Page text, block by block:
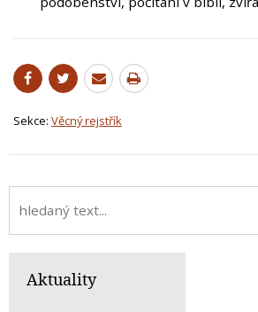
Sekce: Věcný rejstřík
Aktuality